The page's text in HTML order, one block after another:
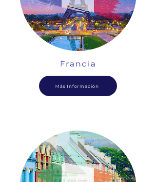
Francia
Más Información